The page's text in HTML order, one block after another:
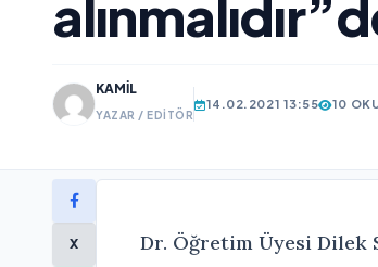
KAMIL
YAZAR / EDITÖR
14.02.2021 13:55 10
X
Dr. Öğretim Üyesi